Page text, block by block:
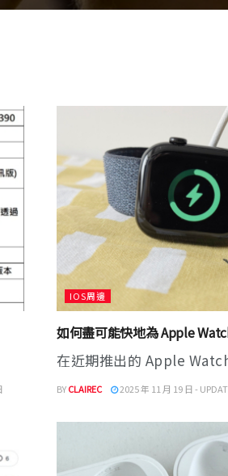
IOS周邊
如何盡可能快地為 Apple
在近期推出的 Apple
BYCLAIREC 2025 年 11 月 19 日 -